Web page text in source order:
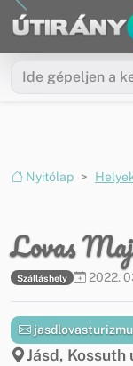
Ugrás a menüre
Ugrás a
Nyitólap
Lovas
Szálláshely 2022.
Jásd, Kossuth